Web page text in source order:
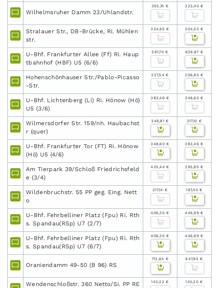
Wilhelmsruher Damm 23/Uhlandstr.
355,74 € 323,40 €
Stralauer Str., DB-Brücke, Ri. Mühlen
str.
334,95 € 304,50 €
U-Bhf. Frankfurter Allee (Ff) Ri. Haup
tbahnhof (HBF) U5 (6/6)
581,70 € 639,87 €
Hohenschönhauser Str./Pablo-Picasso
-Str.
227,54 € 206,85 €
U-Bhf. Lichtenberg (Li) Ri. Hönow (Hö)
U5 (3/6)
383,46 € 348,60 €
Wilmersdorfer Str. 159/nh. Haubachst
r (quer)
348,81 € 317,10 €
U-Bhf. Frankfurter Tor (FT) Ri. Hönow
(Hö) U5 (4/6)
348,60 € 383,46 €
Am Tierpark 39/Schloß Friedrichsfeld
e (3/4)
435,44 € 395,85 €
Wildenbruchstr. 55 PP geg. Eing. Nett
o
217,14 € 197,40 €
U-Bhf. Fehrbelliner Platz (Fpu) Ri. Rth
s. Spandau(RSp) U7 (2/7)
406,35 € 446,99 €
U-Bhf. Fehrbelliner Platz (Fpu) Ri. Rth
s. Spandau(RSp) U7 (6/7)
406,35 € 446,99 €
Oraniendamm 49-50 (B 96) RS
712,64 € 647,85 €
Wendenschloßstr. 360 Netto/Si. PP RE
143,22 € 130,20 €